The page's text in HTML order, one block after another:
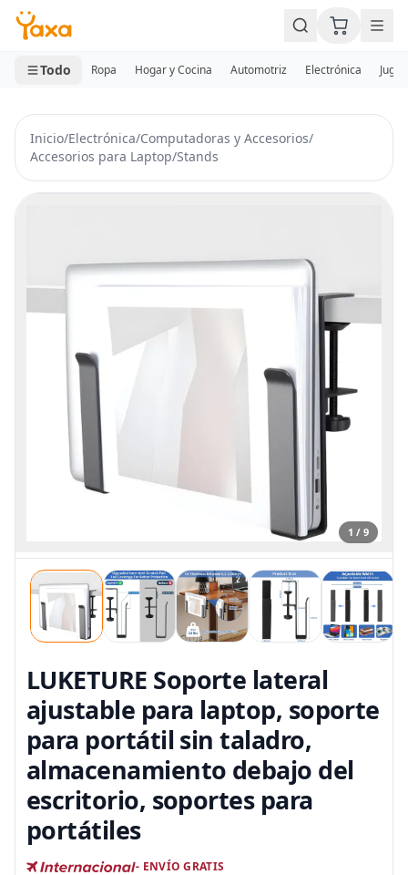
MINI CARRITO
0 productos
Todo Ropa Hogar y Cocina Automotriz Electrónica
Inicio/Electrónica/Computadoras y Accesorios/
Accesorios para Laptop/Stands
1 / 9
LUKETURE Soporte lateral
ajustable para laptop, soporte
para portátil sin taladro,
almacenamiento debajo del
escritorio, soportes para
portátiles
- ENVÍO GRATIS